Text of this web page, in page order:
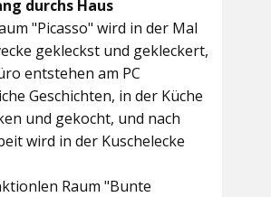
durchs Haus
"Picasso" wird in der Mal
gekleckst und gekleckert,
entstehen am PC
Geschichten, in der Küche
und gekocht, und nach
wird in der Kuschelecke
Raum "Bunte